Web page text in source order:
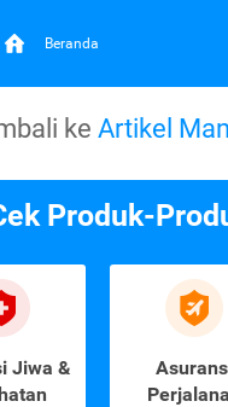
Beranda
ke Artikel
Produk-
Jiwa &